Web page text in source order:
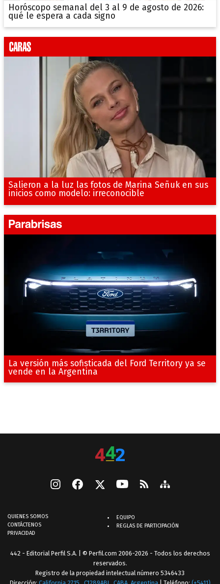
Horóscopo semanal del 3 al 9 de agosto de 2026:
qué le espera a cada signo
Salieron a la luz las fotos de Marina Señuk en sus
inicios como modelo: irreconocible
La versión más sofisticada del Ford Territory ya se
vende en la Argentina
QUIENES SOMOS
CONTÁCTENOS
PRIVACIDAD
EQUIPO
REGLAS DE PARTICIPACIÓN
442 - Editorial Perfil S.A. | © Perfil.com 2006-2026 - Todos los derechos
reservados.
Registro de la propiedad intelectual número 5346433